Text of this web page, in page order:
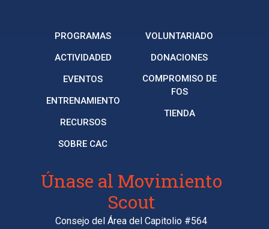
PROGRAMAS
ACTIVIDADED
EVENTOS
ENTRENAMIENTO
RECURSOS
SOBRE CAC
VOLUNTARIADO
DONACIONES
COMPROMISO DE
FOS
TIENDA
Únase al Movimiento
Scout
Consejo del Área del Capitolio #564